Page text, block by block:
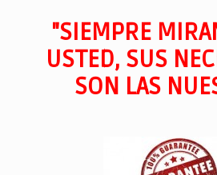
"SIEMPRE
USTED, SUS
SON LAS